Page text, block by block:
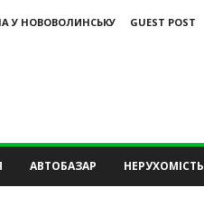
У НОВОВОЛИНСЬКУ
GUEST POST
АВТОБАЗАР НЕРУХОМІСТЬ